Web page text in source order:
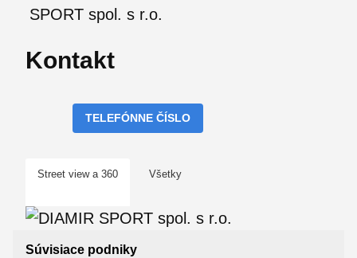
SPORT spol. s r.o.
Kontakt
TELEFÓNNE ČÍSLO
Street view a 360 Všetky
Súvisiace podniky